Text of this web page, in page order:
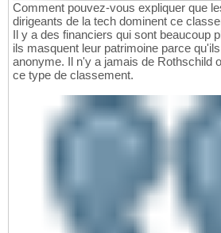
Comment pouvez-vous expliquer que
dirigeants de la tech dominent ce
Il y a des financiers qui sont beaucoup
ils masquent leur patrimoine parce
anonyme. Il n'y a jamais de Rothschild
ce type de classement.